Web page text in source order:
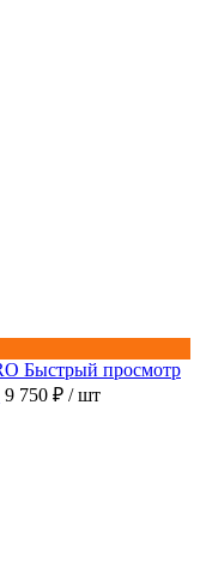
Быстрый просмотр
9 750 ₽ / шт